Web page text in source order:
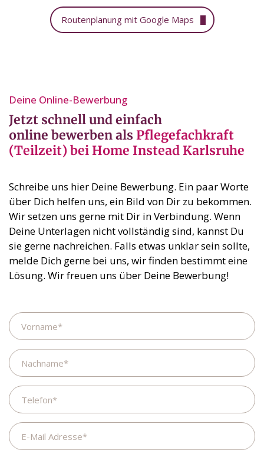
Routenplanung mit Google Maps
Deine Online-Bewerbung⁣
Jetzt schnell und einfach
online bewerben als Pflegefachkraft
(Teilzeit) bei Home Instead Karlsruhe
Schreibe uns hier Deine Bewerbung. Ein paar Worte
über Dich helfen uns, ein Bild von Dir zu bekommen.
Wir setzen uns gerne mit Dir in Verbindung. Wenn
Deine Unterlagen nicht vollständig sind, kannst Du
sie gerne nachreichen. Falls etwas unklar sein sollte,
melde Dich gerne bei uns, wir finden bestimmt eine
Lösung. Wir freuen uns über Deine Bewerbung!
Name
Nachname
Telefon
E-
Mail
Adresse